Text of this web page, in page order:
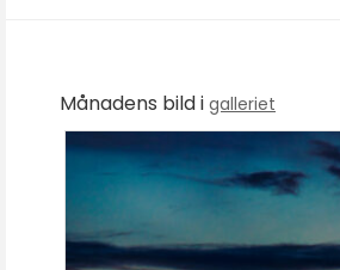
Månadens bild i galleriet